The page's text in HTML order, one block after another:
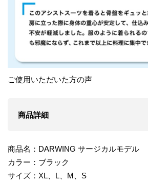
ご使用いただいた方の声
商品詳細
商品名：DARWING サージカルモデル
カラー：ブラック
サイズ：XL、L、M、S